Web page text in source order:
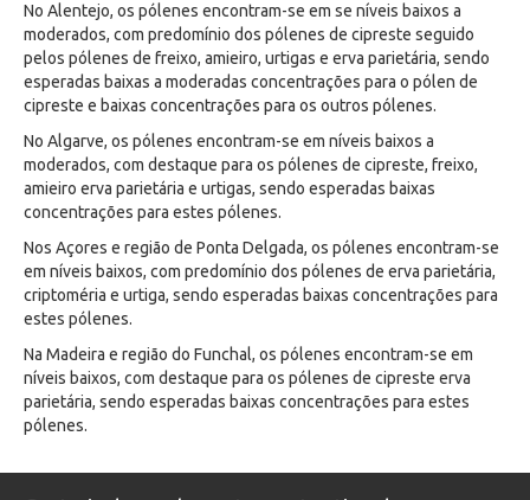
No Alentejo, os pólenes encontram-se em se níveis baixos a
moderados, com predomínio dos pólenes de cipreste seguido
pelos pólenes de freixo, amieiro, urtigas e erva parietária, sendo
esperadas baixas a moderadas concentrações para o pólen de
cipreste e baixas concentrações para os outros pólenes.
No Algarve, os pólenes encontram-se em níveis baixos a
moderados, com destaque para os pólenes de cipreste, freixo,
amieiro erva parietária e urtigas, sendo esperadas baixas
concentrações para estes pólenes.
Nos Açores e região de Ponta Delgada, os pólenes encontram-se
em níveis baixos, com predomínio dos pólenes de erva parietária,
criptoméria e urtiga, sendo esperadas baixas concentrações para
estes pólenes.
Na Madeira e região do Funchal, os pólenes encontram-se em
níveis baixos, com destaque para os pólenes de cipreste erva
parietária, sendo esperadas baixas concentrações para estes
pólenes.